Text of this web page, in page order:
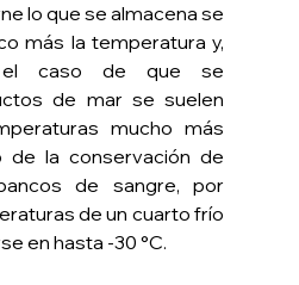
lo que se almacena se
más la temperatura y,
el caso de que se
de mar se suelen
mucho más
de la conservación de
de sangre, por
de un cuarto frío
en hasta -30 °C.